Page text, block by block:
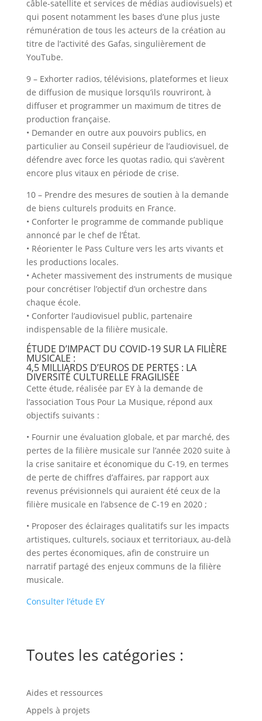
câble-satellite et services de médias audiovisuels) et
qui posent notamment les bases d’une plus juste
rémunération de tous les acteurs de la création au
titre de l’activité des Gafas, singulièrement de
YouTube.
9 – Exhorter radios, télévisions, plateformes et lieux
de diffusion de musique lorsqu’ils rouvriront, à
diffuser et programmer un maximum de titres de
production française.
• Demander en outre aux pouvoirs publics, en
particulier au Conseil supérieur de l’audiovisuel, de
défendre avec force les quotas radio, qui s’avèrent
encore plus vitaux en période de crise.
10 – Prendre des mesures de soutien à la demande
de biens culturels produits en France.
• Conforter le programme de commande publique
annoncé par le chef de l’État.
• Réorienter le Pass Culture vers les arts vivants et
les productions locales.
• Acheter massivement des instruments de musique
pour concrétiser l’objectif d’un orchestre dans
chaque école.
• Conforter l’audiovisuel public, partenaire
indispensable de la filière musicale.
ÉTUDE D’IMPACT DU COVID-19 SUR LA FILIÈRE
MUSICALE :
4,5 MILLIARDS D’EUROS DE PERTES : LA
DIVERSITÉ CULTURELLE FRAGILISÉE
Cette étude, réalisée par EY à la demande de
l’association Tous Pour La Musique, répond aux
objectifs suivants :
• Fournir une évaluation globale, et par marché, des
pertes de la filière musicale sur l’année 2020 suite à
la crise sanitaire et économique du C-19, en termes
de perte de chiffres d’affaires, par rapport aux
revenus prévisionnels qui auraient été ceux de la
filière musicale en l’absence de C-19 en 2020 ;
• Proposer des éclairages qualitatifs sur les impacts
artistiques, culturels, sociaux et territoriaux, au-delà
des pertes économiques, afin de construire un
narratif partagé des enjeux communs de la filière
musicale.
Consulter l’étude EY
Toutes les catégories :
Aides et ressources
Appels à projets